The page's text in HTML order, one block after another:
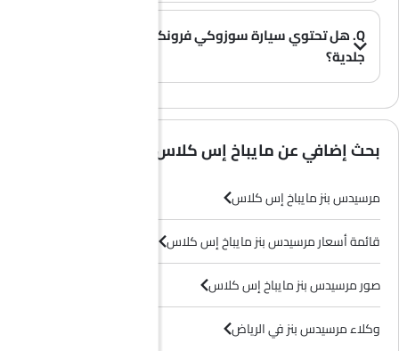
Q. هل تحتوي سيارة سوزوكي فرونكس على مقاعد
جلدية؟
بحث إضافي عن مايباخ إس كلاس
مرسيدس بنز مايباخ إس كلاس
قائمة أسعار مرسيدس بنز مايباخ إس كلاس
صور مرسيدس بنز مايباخ إس كلاس
وكلاء مرسيدس بنز في الرياض‎